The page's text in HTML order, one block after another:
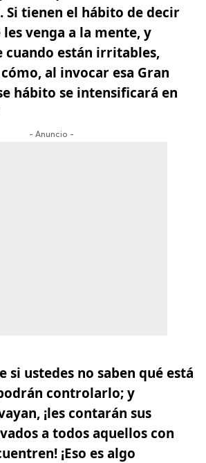
Si tienen el hábito de decir
les venga a la mente, y
cuando están irritables,
al invocar esa Gran
hábito se intensificará en
- Anuncio -
si ustedes no saben qué está
controlarlo;y
¡les contarán sus
a todos aquellos con
¡Eso es algo